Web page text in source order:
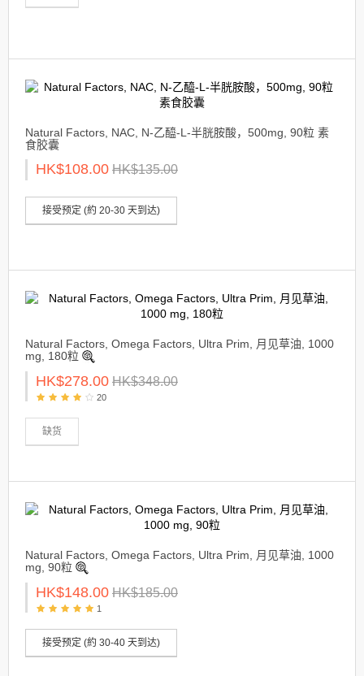
Natural Factors, NAC, N-乙醯-L-半胱胺酸，500mg, 90粒 素
食胶囊
HK$108.00 HK$135.00
接受预定 (約 20-30 天到达)
Natural Factors, Omega Factors, Ultra Prim, 月见草油, 1000
mg, 180粒
HK$278.00 HK$348.00
20
缺货
Natural Factors, Omega Factors, Ultra Prim, 月见草油, 1000
mg, 90粒
HK$148.00 HK$185.00
1
接受预定 (約 30-40 天到达)